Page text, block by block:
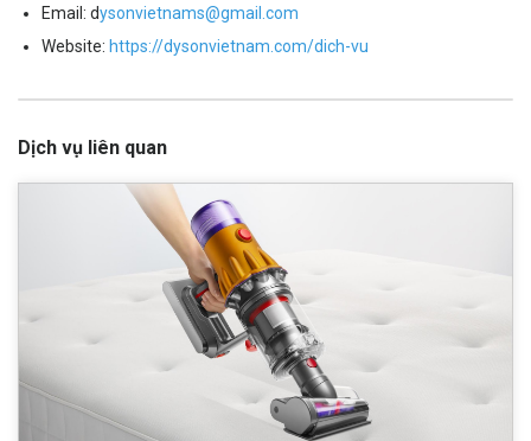
Email: dysonvietnams@gmail.com
Website: https://dysonvietnam.com/dich-vu
Dịch vụ liên quan